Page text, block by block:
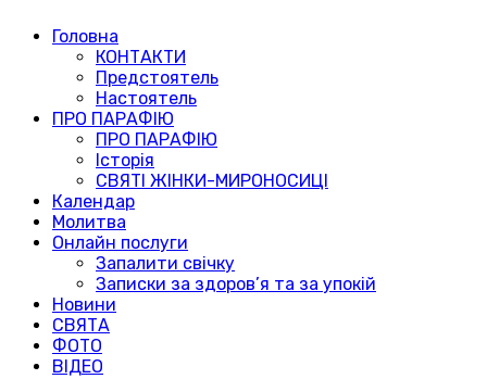
Головна
КОНТАКТИ
Предстоятель
Настоятель
ПРО ПАРАФІЮ
ПРО ПАРАФІЮ
Історія
СВЯТІ ЖІНКИ-МИРОНОСИЦІ
Календар
Молитва
Онлайн послуги
Запалити свічку
Записки за здоров’я та за упокій
Новини
СВЯТА
ФОТО
ВІДЕО